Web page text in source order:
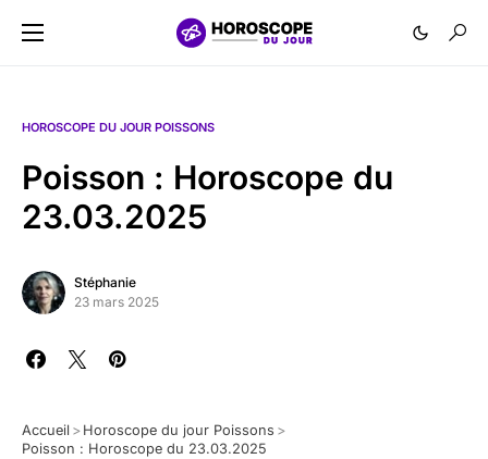
HOROSCOPE DU JOUR POISSONS
Poisson : Horoscope du
23.03.2025
Stéphanie
23 mars 2025
Accueil > Horoscope du jour Poissons >
Poisson : Horoscope du 23.03.2025